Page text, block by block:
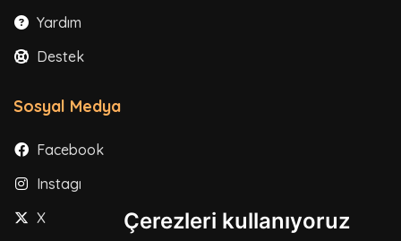
Çerezleri kullanıyoruz
Yardım
Destek
Sosyal Medya
Facebook
Instagram
X